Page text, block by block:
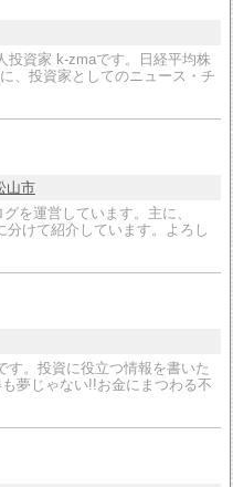
投資家 k-zmaです。日経平均株
、投資家としてのニュース・チ
山市
を運営しています。主に、
分けて紹介しています。よろし
す。投資に役立つ情報を書いた
夢じゃない!!お金にまつわる不